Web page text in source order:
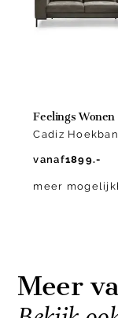
Feelings Wonen
Cadiz
vanaf1899.-
meer
Meer